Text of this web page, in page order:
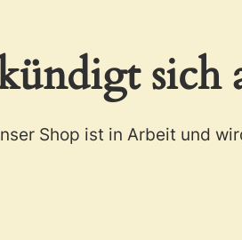
sich
Shop ist in Arbeit und